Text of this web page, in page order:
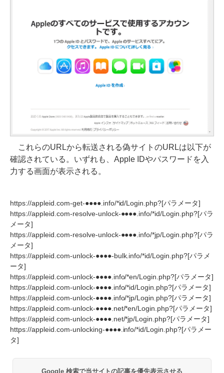
これらのURLから転送される偽サイトのURLは以下が
確認されている。いずれも、Apple IDやパスワードを入
力する画面が表示される。
https://appleid.com-get-●●●●.info/*id/Login.php?[パラメータ]
https://appleid.com-resolve-unlock-●●●●.info/*id/Login.php?[パラ
メータ]
https://appleid.com-resolve-unlock-●●●●.info/*jp/Login.php?[パラ
メータ]
https://appleid.com-unlock-●●●●-bulk.info/*id/Login.php?[パラメ
ータ]
https://appleid.com-unlock-●●●●.info/*en/Login.php?[パラメータ]
https://appleid.com-unlock-●●●●.info/*id/Login.php?[パラメータ]
https://appleid.com-unlock-●●●●.info/*jp/Login.php?[パラメータ]
https://appleid.com-unlock-●●●●.net/*en/Login.php?[パラメータ]
https://appleid.com-unlock-●●●●.net/*jp/Login.php?[パラメータ]
https://appleid.com-unlocking-●●●●.info/*id/Login.php?[パラメー
タ]
Google 検索で当サイトの記事を優先表示させる